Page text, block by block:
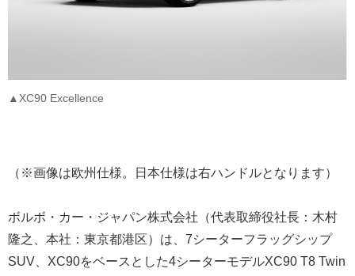
▲XC90 Excellence
（※画像は欧州仕様。日本仕様は右ハンドルとなります）
ボルボ・カー・ジャパン株式会社（代表取締役社長：木村
隆之、本社：東京都港区）は、7シーターフラッグシップ
SUV、XC90をベースとした4シーターモデルXC90 T8 Twin